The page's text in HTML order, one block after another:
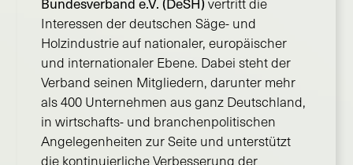
vertritt die
Interessen der deutschen Säge- und
Holzindustrie auf nationaler, europäischer
und internationaler Ebene. Dabei steht der
Verband seinen Mitgliedern, darunter mehr
als 400 Unternehmen aus ganz Deutschland,
in wirtschafts- und branchenpolitischen
Angelegenheiten zur Seite und unterstützt
die kontinuierliche Verbesserung der